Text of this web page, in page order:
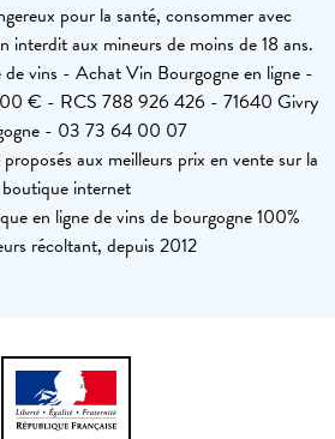
pour la santé, consommer avec
interdit aux mineurs de moins de 18 ans.
vins - Achat Vin Bourgogne en ligne -
€ - RCS 788 926 426 - 71640 Givry
- 03 73 64 00 07
aux meilleurs prix en vente sur la
boutique internet
en ligne de vins de bourgogne 100%
récoltant, depuis 2012